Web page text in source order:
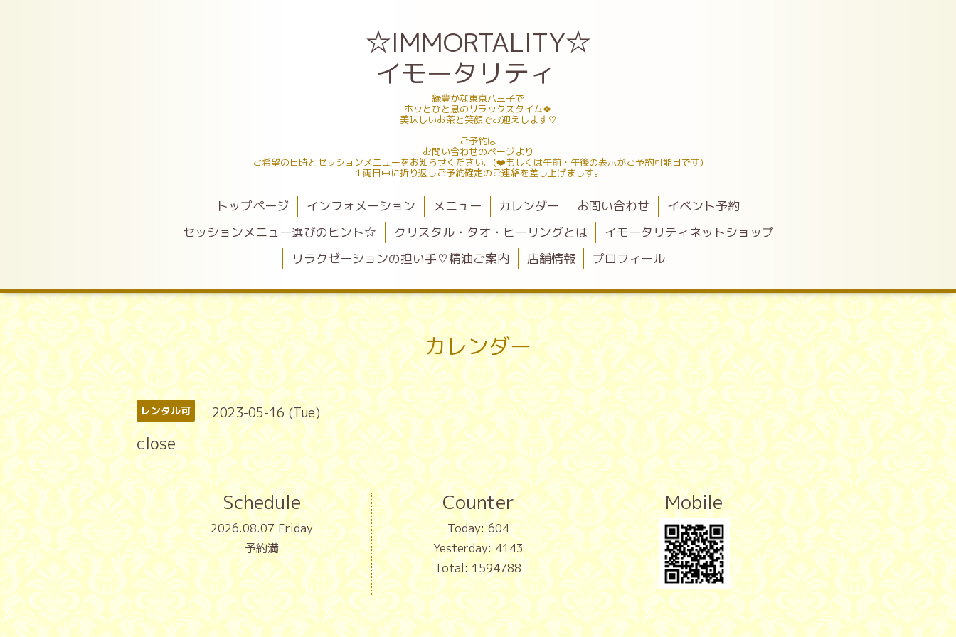
☆IMMORTALITY☆
イモータリティ
緑豊かな東京八王子で
ホッとひと息のリラックスタイム🍀
美味しいお茶と笑顔でお迎えします♡
ご予約は
お問い合わせのページより
ご希望の日時とセッションメニューをお知らせください。(❤️もしくは午前・午後の表示がご予約可能日です)
１両日中に折り返しご予約確定のご連絡を差し上げましす。
トップページ インフォメーション メニュー カレンダー お問い合わせ
イベント予約
セッションメニュー選びのヒント☆
クリスタル・タオ・ヒーリングとは
イモータリティネットショップ
リラクゼーションの担い手♡精油ご案内
店舗情報 プロフィール
カレンダー
レンタル可 2023-05-16 (Tue)
close
Schedule
2026.08.07 Friday
予約満
Counter
Today:604
Yesterday:4143
Total:1594788
Mobile